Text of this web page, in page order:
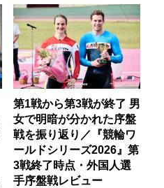
第1戦から第3戦が終了 男
女で明暗が分かれた序盤
戦を振り返り／『競輪ワ
ールドシリーズ2026』第
3戦終了時点・外国人選
手序盤戦レビュー